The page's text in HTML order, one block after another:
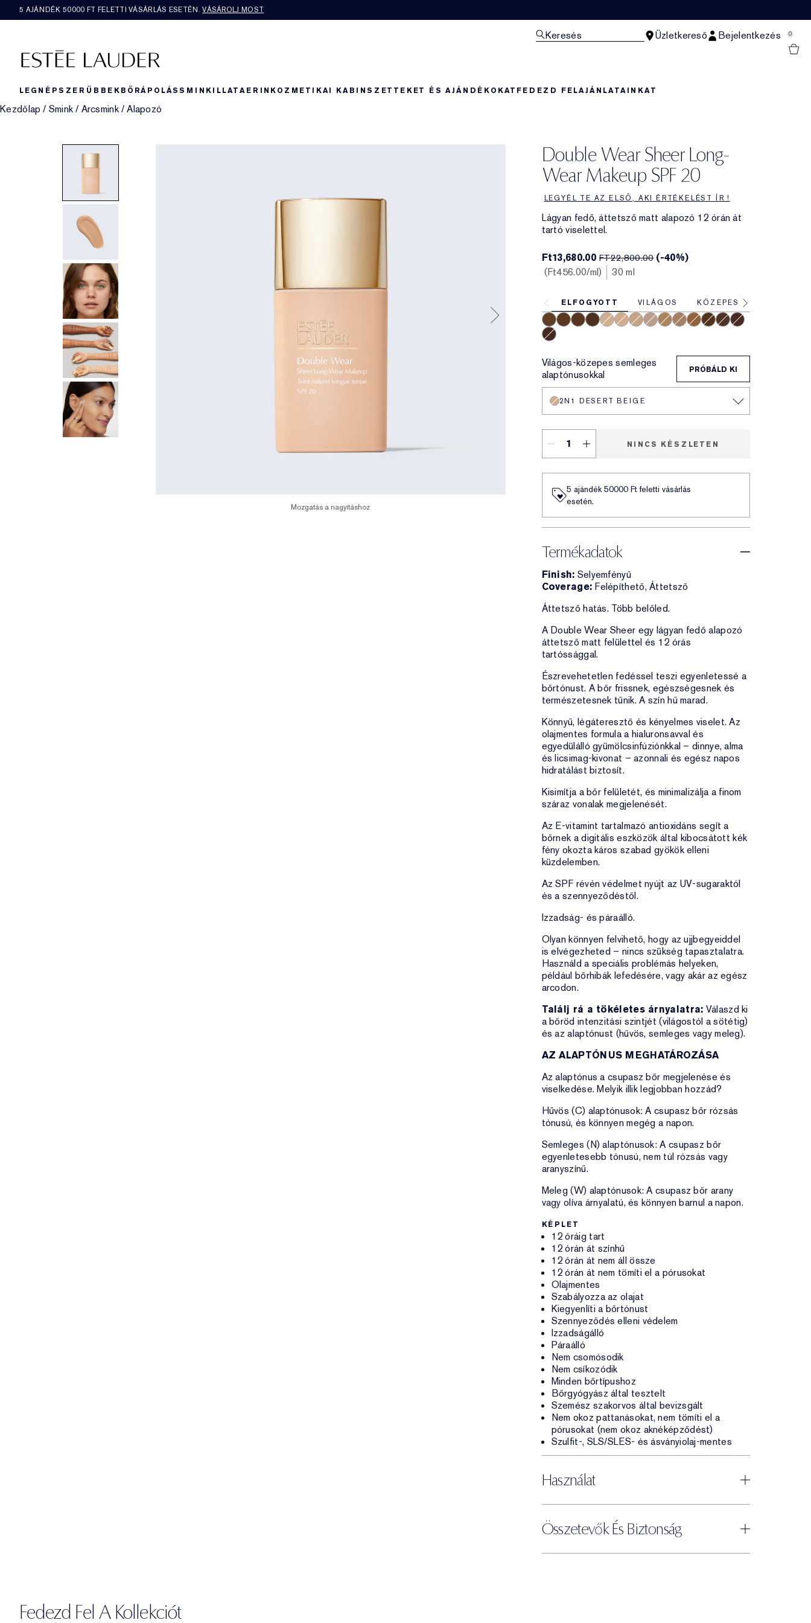
5 AJÁNDÉK 50000​ FT FELETTI VÁSÁRLÁS ESETÉN.VÁSÁROLJ MOST
Keresés Üzletkereső Bejelentkezés 0
LEGNÉPSZERŰBBEKBŐRÁPOLÁSSMINKILLATAERIN KOZMETIKAI KABINSZETTEKET ÉS AJÁNDÉKOKAT FEDEZD FELAJÁNLATAINKAT
Kezdőlap / Smink / Arcsmink/ Alapozó
Double Wear Sheer Long-
Wear Makeup SPF 20
LEGYÉL TE AZ ELSŐ, AKI ÉRTÉKELÉST ÍR !
Lágyan fedő, áttetsző matt alapozó 12 órán át
tartó viselettel.
Mozgatás a nagyításhoz
Ft13,680.00FT22,800.00 (-40%)
Ft456.00/ml 30 ml
ELFOGYOTT VILÁGOS KÖZEPES
5W2 Rich Caramel
6W1 Sandalwood
Világos-közepes semleges
alaptónusokkal
PRÓBÁLD KI
2N1 DESERT BEIGE
NINCS KÉSZLETEN
5 ajándék 50000​ Ft feletti vásárlás
esetén.
Termékadatok
Finish: Selyemfényű
Coverage: Felépíthető, Áttetsző
Áttetsző hatás. Több belőled.
A Double Wear Sheer egy lágyan fedő alapozó
áttetsző matt felülettel és 12 órás
tartóssággal.
Észrevehetetlen fedéssel teszi egyenletessé a
bőrtónust. A bőr frissnek, egészségesnek és
természetesnek tűnik. A szín hű marad.
Könnyű, légáteresztő és kényelmes viselet. Az
olajmentes formula a hialuronsavval és
egyedülálló gyümölcsinfúziónkkal – dinnye, alma
és licsimag-kivonat – azonnali és egész napos
hidratálást biztosít.
Kisimítja a bőr felületét, és minimalizálja a finom
száraz vonalak megjelenését.
Az E-vitamint tartalmazó antioxidáns segít a
bőrnek a digitális eszközök által kibocsátott kék
fény okozta káros szabad gyökök elleni
küzdelemben.
Az SPF révén védelmet nyújt az UV-sugaraktól
és a szennyeződéstől.
Izzadság- és páraálló.
Olyan könnyen felvihető, hogy az ujjbegyeiddel
is elvégezheted – nincs szükség tapasztalatra.
Használd a speciális problémás helyeken,
például bőrhibák lefedésére, vagy akár az egész
arcodon.
Találj rá a tökéletes árnyalatra: Válaszd ki
a bőröd intenzitási szintjét (világostól a sötétig)
és az alaptónust (hűvös, semleges vagy meleg).
AZ ALAPTÓNUS MEGHATÁROZÁSA
Az alaptónus a csupasz bőr megjelenése és
viselkedése. Melyik illik legjobban hozzád?
Hűvös (C) alaptónusok: A csupasz bőr rózsás
tónusú, és könnyen megég a napon.
Semleges (N) alaptónusok: A csupasz bőr
egyenletesebb tónusú, nem túl rózsás vagy
aranyszínű.
Meleg (W) alaptónusok: A csupasz bőr arany
vagy olíva árnyalatú, és könnyen barnul a napon.
KÉPLET
12 óráig tart
12 órán át színhű
12 órán át nem áll össze
12 órán át nem tömíti el a pórusokat
Olajmentes
Szabályozza az olajat
Kiegyenlíti a bőrtónust
Szennyeződés elleni védelem
Izzadságálló
Páraálló
Nem csomósodik
Nem csíkozódik
Minden bőrtípushoz
Bőrgyógyász által tesztelt
Szemész szakorvos által bevizsgált
Nem okoz pattanásokat, nem tömíti el a
pórusokat (nem okoz aknéképződést)
Szulfit-, SLS/SLES- és ásványiolaj-mentes
Használat
Összetevők És Biztonság
Fedezd Fel A Kollekciót